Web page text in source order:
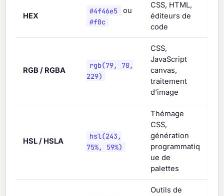
HEX
#4f46e5
ou
#f0c
CSS, HTML,
éditeurs de
code
RGB / RGBA
rgb(79, 70,
229)
CSS,
JavaScript
canvas,
traitement
d'image
HSL / HSLA
hsl(243,
75%, 59%)
Thémage
CSS,
génération
programmatiq
ue de
palettes
Outils de